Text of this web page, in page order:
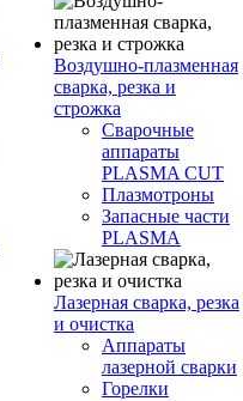
Воздушно-плазменная
сварка, резка и
строжка
Сварочные
аппараты
PLASMA CUT
Плазмотроны
Запасные части
PLASMA
Лазерная сварка, резка
и очистка
Аппараты
лазерной сварки
Горелки